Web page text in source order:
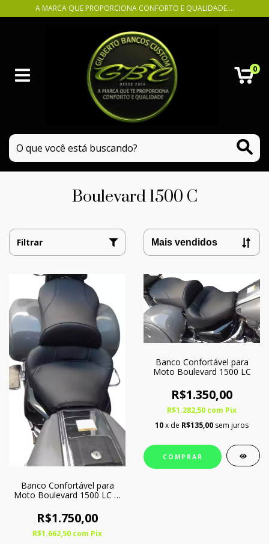
A MARCA QUE PROPORCIONA CONFORTO E QUALIDADE....
0
Boulevard 1500 C
Filtrar
Banco Confortável para
Moto Boulevard 1500 LC c/
R$1.750,00
R$1.662,50 com Pix
Banco Confortável para
Moto Boulevard 1500 LC
R$1.350,00
R$1.282,50 com Pix
10x de R$135,00 sem juros
COMPRAR